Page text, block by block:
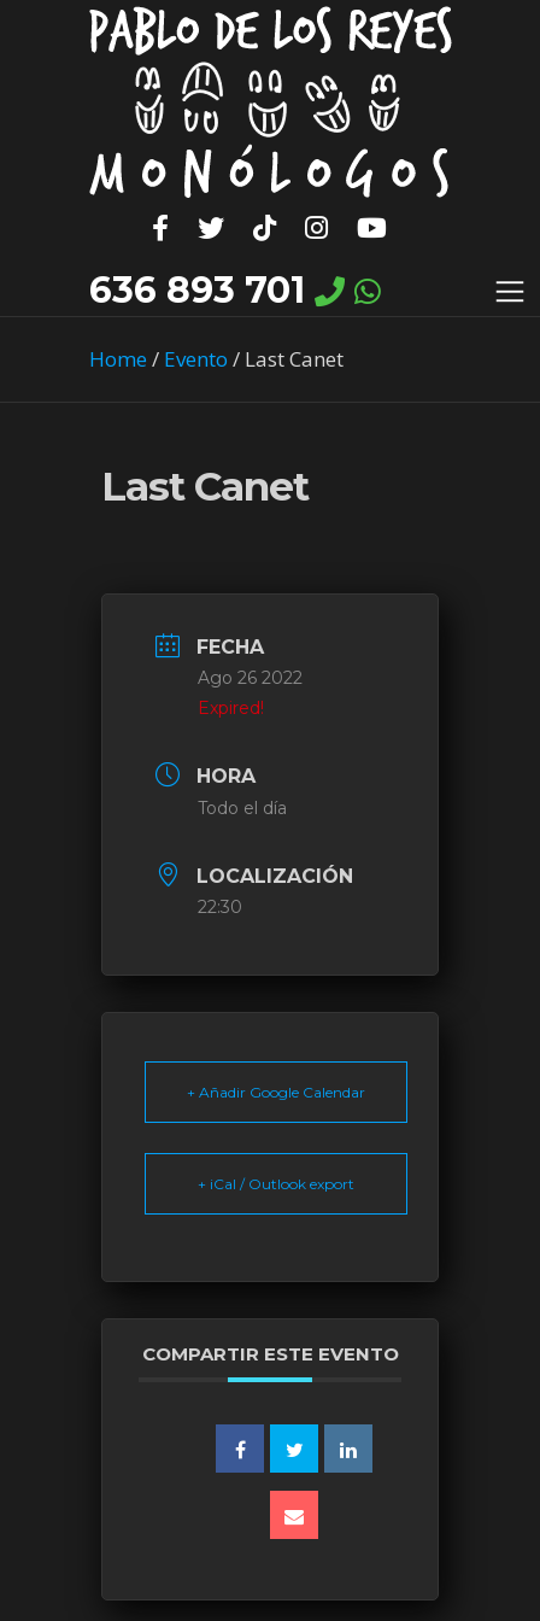
636 893 701
Home/ Evento / Last Canet
Last Canet
FECHA
Ago 26 2022
Expired!
HORA
Todo el día
LOCALIZACIÓN
22:30
+ Añadir Google Calendar
+ iCal / Outlook export
COMPARTIR ESTE EVENTO